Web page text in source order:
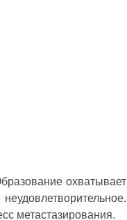
охватывает
метастазирования.